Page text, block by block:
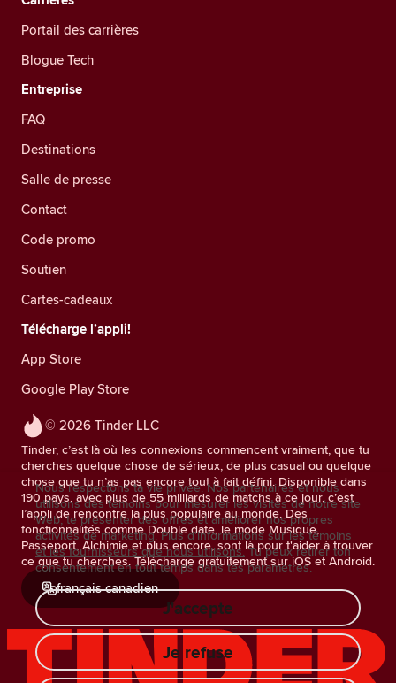
© 2026 Tinder LLC
Tinder, c’est là où les connexions commencent vraiment, que tu
cherches quelque chose de sérieux, de plus casual ou quelque
chose que tu n’as pas encore tout à fait défini. Disponible dans
190 pays, avec plus de 55 milliards de matchs à ce jour, c’est
l’appli de rencontre la plus populaire au monde. Des
fonctionnalités comme Double date, le mode Musique,
Passeport, Alchimie et plus encore, sont là pour t'aider à trouver
ce que tu cherches. Télécharge gratuitement sur iOS et Android.
français canadien
Portail des carrières
Blogue Tech
Entreprise
FAQ
Destinations
Salle de presse
Contact
Code promo
Soutien
Cartes-cadeaux
Télécharge l’appli!
App Store
Google Play Store
Nous respectons ta vie privée. Nos partenaires et nous
utilisons des témoins pour mesurer les visites de notre site
Web, te présenter des offres et améliorer nos propres
activités de marketing. Plus d'informations sur les témoins
et les fournisseurs que nous utilisons. Tu peux retirer ton
consentement en tout temps dans tes paramètres.
J'accepte
Je refuse